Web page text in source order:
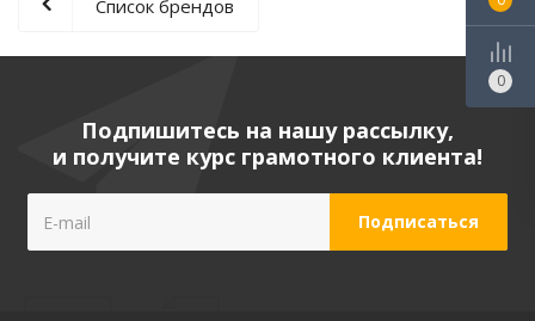
Список брендов
Подпишитесь на нашу рассылку,
и получите курс грамотного клиента!
0